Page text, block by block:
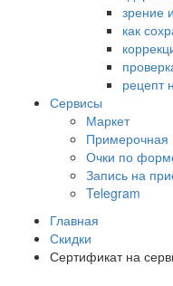
зрение
как
рецепт
Сервисы
Маркет
Примерочная
Очки по
Запись на
Telegram
Главная
Скидки
Сертификат на